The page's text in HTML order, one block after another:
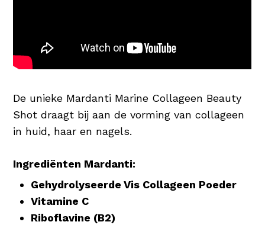
De unieke Mardanti Marine Collageen Beauty
Shot draagt bij aan de vorming van collageen
in huid, haar en nagels.
Ingrediënten Mardanti:
Gehydrolyseerde Vis Collageen Poeder
Vitamine C
Riboflavine (B2)